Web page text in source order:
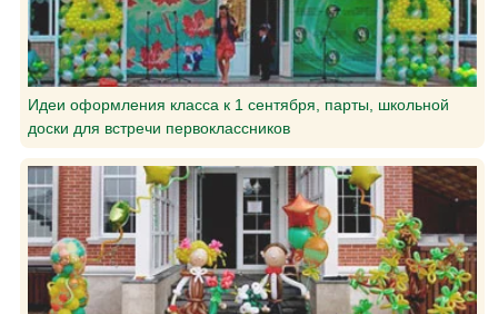
Идеи оформления класса к 1 сентября, парты, школьной
доски для встречи первоклассников